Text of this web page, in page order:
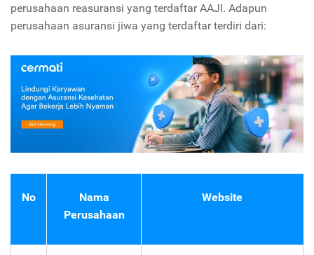
perusahaan reasuransi yang terdaftar AAJI. Adapun
perusahaan asuransi jiwa yang terdaftar terdiri dari:
No
Nama
Perusahaan
Website